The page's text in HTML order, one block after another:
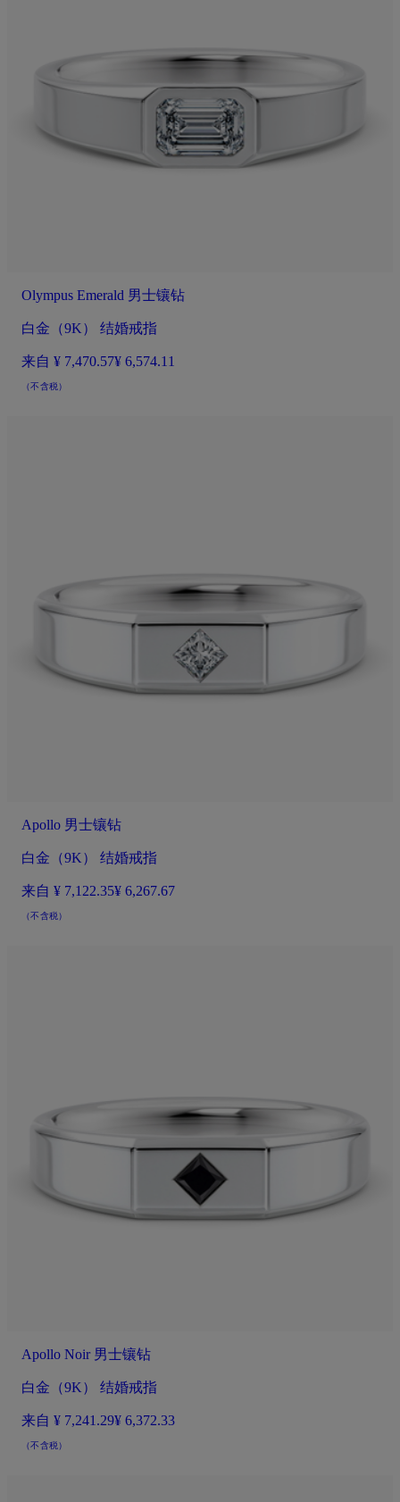
Olympus Emerald 男士镶钻
白金（9K） 结婚戒指
来自 ¥ 7,470.57¥ 6,574.11
（不含税）
Apollo 男士镶钻
白金（9K） 结婚戒指
来自 ¥ 7,122.35¥ 6,267.67
（不含税）
Apollo Noir 男士镶钻
白金（9K） 结婚戒指
来自 ¥ 7,241.29¥ 6,372.33
（不含税）